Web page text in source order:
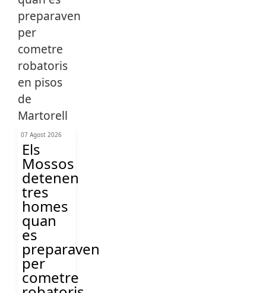
07 Agost 2026
Els
Mossos
detenen
tres
homes
quan
es
preparaven
per
cometre